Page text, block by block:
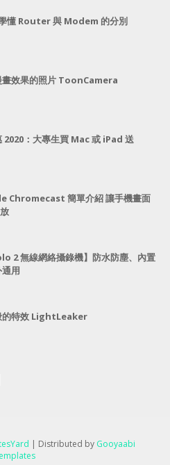
學懂 Router 與 Modem 的分別
畫效果的照片 ToonCamera
：大專生買 Mac 或 iPad 送
Chromecast 簡單介紹 讓手機畫面
2 無線網絡攝錄機】防水防塵、內置
用
的特效 LightLeaker
| Distributed by Gooyaabi